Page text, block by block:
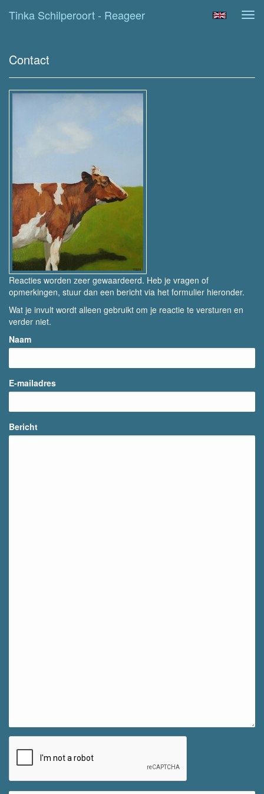
Tinka Schilperoort - Reageer
Contact
Reacties worden zeer gewaardeerd. Heb je vragen of
opmerkingen, stuur dan een bericht via het formulier hieronder.
Wat je invult wordt alleen gebruikt om je reactie te versturen en
verder niet.
Naam
E-mailadres
Bericht